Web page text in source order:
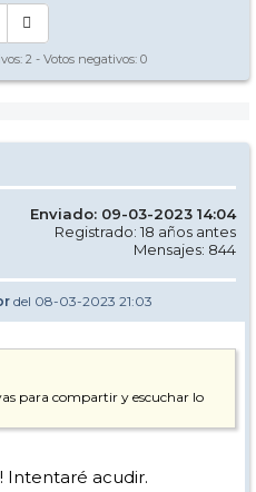
2 - Votos negativos: 0
Enviado: 09-03-2023 14:04
Registrado: 18 años antes
Mensajes: 844
del 08-03-2023 21:03
para compartir y escuchar lo
Intentaré acudir.